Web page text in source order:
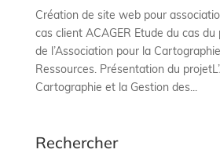
Création de site web pour
cas client ACAGER Etude du cas
de l’Association pour la
Ressources. Présentation du
Cartographie et la Gestion des...
Rechercher